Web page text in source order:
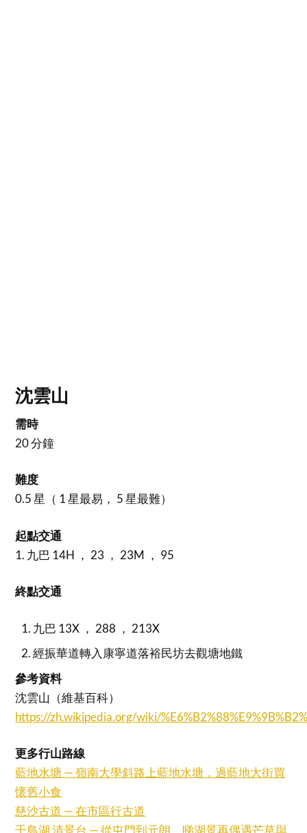
沈雲山
需時
20 分鐘
難度
0.5 星（ 1 星最易， 5 星最難）
起點交通
1. 九巴 14H ， 23 ， 23M ， 95
終點交通
九巴 13X ， 288 ， 213X
經振華道轉入康寧道落裕民坊去觀塘地鐵
參考資料
沈雲山（維基百科）
https://zh.wikipedia.org/wiki/
更多行山路線
藍地水塘 — 嶺南大學斜路上藍地水塘，過藍地大街買
懷舊小食
慈沙古道 — 在市區行古道
千島湖 清景台 — 從屯門到元朗，睇湖景再偶遇芒草與